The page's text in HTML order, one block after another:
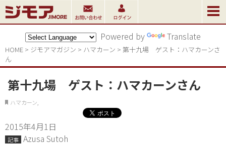
Powered by Translate
HOME > ジモアマガジン > ハマカーン > 第十九場　ゲスト：ハマカーンさ
ん
第十九場 ゲスト：ハマカーンさん
ハマカーン,
2015年4月1日
記事 Azusa Sutoh